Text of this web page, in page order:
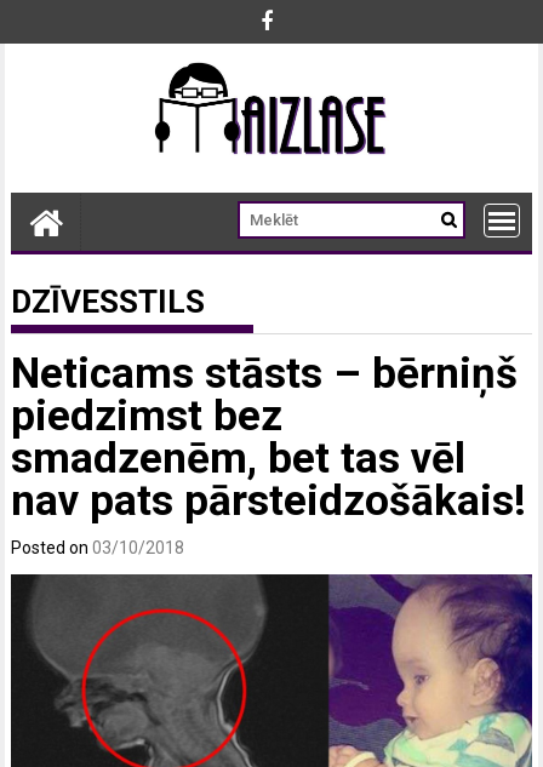
DZĪVESSTILS
Neticams stāsts – bērniņš
piedzimst bez
smadzenēm, bet tas vēl
nav pats pārsteidzošākais!
Posted on03/10/2018